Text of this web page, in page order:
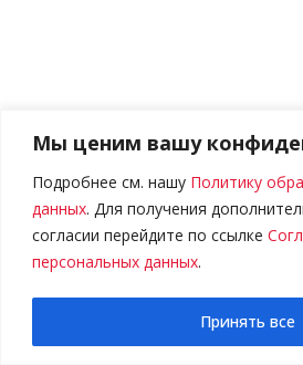
Мы ценим вашу
Подробнее см. нашу Политику
данных. Для получения
согласии перейдите по ссылке
персональных данных.
Принять все